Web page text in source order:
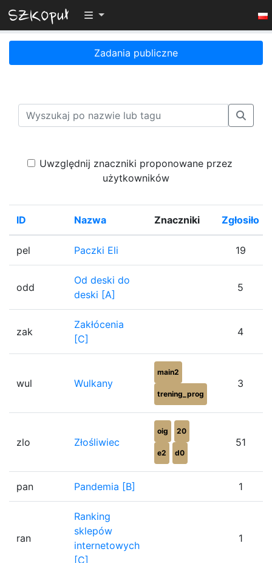
Przełącz widoczność menu
Zadania publiczne
Uwzględnij znaczniki proponowane przez
użytkowników
ID Nazwa Znaczniki Zgłosiło
pel Paczki Eli 19
odd
Od deski do
deski [A]
5
zak
Zakłócenia
[C]
4
wul Wulkany
main2
trening_prog
3
zlo Złośliwiec
oig 20
e2 d0
51
pan Pandemia [B] 1
ran
Ranking
sklepów
internetowych
[C]
1